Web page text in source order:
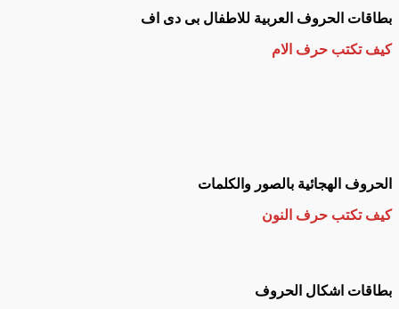
بطاقات الحروف العربية للاطفال بى دى اف
كيف تكتب حرف الام
الحروف الهجائية بالصور والكلمات
كيف تكتب حرف النون
بطاقات اشكال الحروف